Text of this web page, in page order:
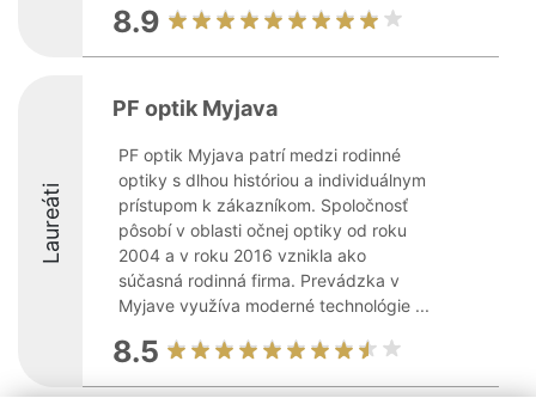
8.9
Laureáti
PF optik Myjava
PF optik Myjava patrí medzi rodinné
optiky s dlhou históriou a individuálnym
prístupom k zákazníkom. Spoločnosť
pôsobí v oblasti očnej optiky od roku
2004 a v roku 2016 vznikla ako
súčasná rodinná firma. Prevádzka v
Myjave využíva moderné technológie ...
8.5